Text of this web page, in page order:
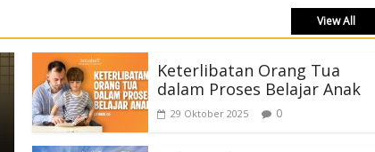
View All
Keterlibatan Orang Tua
dalam Proses Belajar Anak
29 Oktober 2025 0